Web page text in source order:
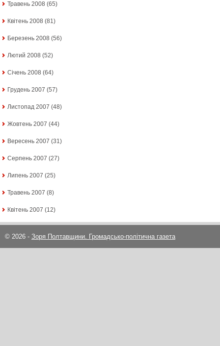
Травень 2008 (65)
Квітень 2008 (81)
Березень 2008 (56)
Лютий 2008 (52)
Січень 2008 (64)
Грудень 2007 (57)
Листопад 2007 (48)
Жовтень 2007 (44)
Вересень 2007 (31)
Серпень 2007 (27)
Липень 2007 (25)
Травень 2007 (8)
Квітень 2007 (12)
© 2026 - Зоря Полтавщини. Громадсько-політична газета